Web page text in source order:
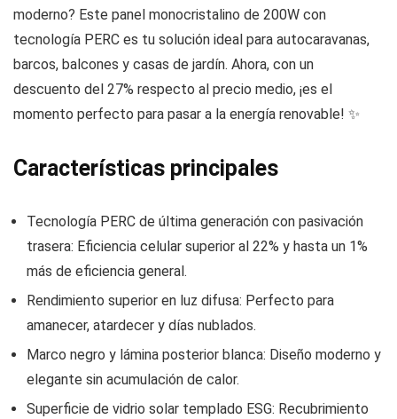
moderno? Este panel monocristalino de 200W con
tecnología PERC es tu solución ideal para autocaravanas,
barcos, balcones y casas de jardín. Ahora, con un
descuento del 27% respecto al precio medio, ¡es el
momento perfecto para pasar a la energía renovable! ✨
Características principales
Tecnología PERC de última generación con pasivación
trasera: Eficiencia celular superior al 22% y hasta un 1%
más de eficiencia general.
Rendimiento superior en luz difusa: Perfecto para
amanecer, atardecer y días nublados.
Marco negro y lámina posterior blanca: Diseño moderno y
elegante sin acumulación de calor.
Superficie de vidrio solar templado ESG: Recubrimiento